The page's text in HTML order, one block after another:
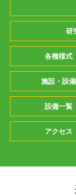
研
各種様式
施設・設備
設備一覧
アクセス